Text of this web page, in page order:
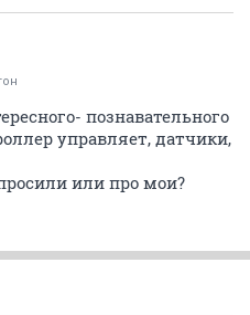
познавательного
управляет, датчики,
или про мои?